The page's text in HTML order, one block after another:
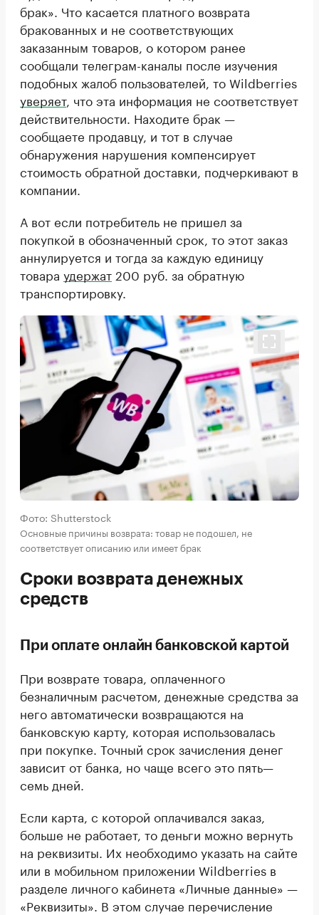
брак». Что касается платного возврата
бракованных и не соответствующих
заказанным товаров, о котором ранее
сообщали телеграм-каналы после изучения
подобных жалоб пользователей, то Wildberries
уверяет, что эта информация не соответствует
действительности. Находите брак —
сообщаете продавцу, и тот в случае
обнаружения нарушения компенсирует
стоимость обратной доставки, подчеркивают в
компании.
А вот если потребитель не пришел за
покупкой в обозначенный срок, то этот заказ
аннулируется и тогда за каждую единицу
товара удержат 200 руб. за обратную
транспортировку.
Фото: Shutterstock
Основные причины возврата: товар не подошел, не
соответствует описанию или имеет брак
Сроки возврата денежных
средств
При оплате онлайн банковской картой
При возврате товара, оплаченного
безналичным расчетом, денежные средства за
него автоматически возвращаются на
банковскую карту, которая использовалась
при покупке. Точный срок зачисления денег
зависит от банка, но чаще всего это пять—
семь дней.
Если карта, с которой оплачивался заказ,
больше не работает, то деньги можно вернуть
на реквизиты. Их необходимо указать на сайте
или в мобильном приложении Wildberries в
разделе личного кабинета «Личные данные» —
«Реквизиты». В этом случае перечисление